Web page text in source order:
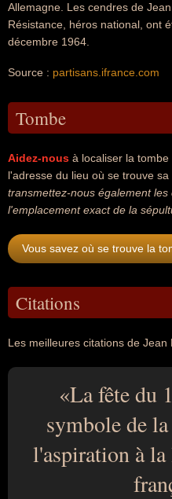
Allemagne. Les cendres de
Résistance, héros national, ont
décembre 1964.
Source : partisans.ifrance.com
Tombe
Aidez-nous à localiser la
l'adresse du lieu où se trouve
transmettez-nous également
l'emplacement exact de la
Vous savez où se trouve la
Citations
Les meilleures citations de Jean
La fête du
symbole de
l'aspiration à